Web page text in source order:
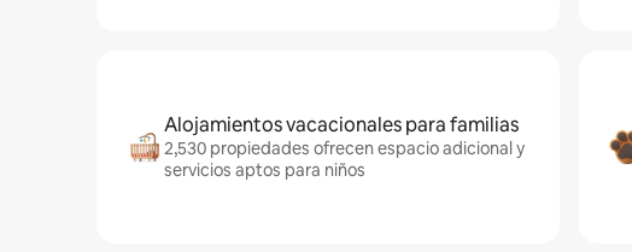
Alojamientos vacacionales para familias
2,530 propiedades ofrecen espacio adicional y
servicios aptos para niños